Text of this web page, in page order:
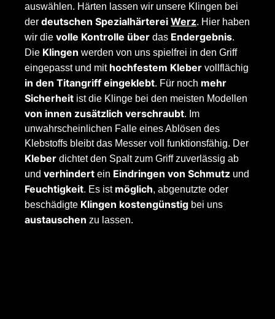
auswählen. Härten lassen wir unsere Klingen bei
der deutschen Spezialhärterei Werz. Hier haben
wir die volle Kontrolle über das Endergebnis.
Die Klingen werden von uns spielfrei in den Griff
eingepasst und mit hochfestem Kleber vollflächig
in den Titangriff eingeklebt. Für noch mehr
Sicherheit ist die Klinge bei den meisten Modellen
von innen zusätzlich verschraubt. Im
unwahrscheinlichen Falle eines Ablösen des
Klebstoffs bleibt das Messer voll funktionsfähig. Der
Kleber dichtet den Spalt zum Griff zuverlässig ab
und verhindert ein Eindringen von Schmutz und
Feuchtigkeit. Es ist möglich, abgenutzte oder
beschädigte Klingen kostengünstig bei uns
austauschen zu lassen.